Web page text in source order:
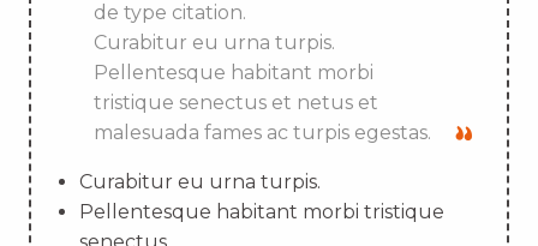
de type citation.
Curabitur eu urna turpis.
Pellentesque habitant morbi
tristique senectus et netus et
malesuada fames ac turpis egestas.
Curabitur eu urna turpis.
Pellentesque habitant morbi tristique